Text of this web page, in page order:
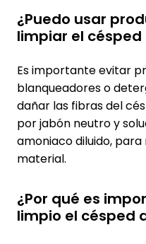
¿Puedo usar
limpiar el
Es importante evitar
blanqueadores o
dañar las fibras del
por jabón neutro y
amoniaco diluido,
material.
¿Por qué es
limpio el césped